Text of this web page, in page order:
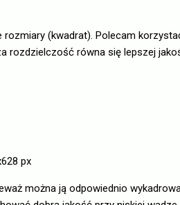
(kwadrat). Polecam
rozdzielczość równa się lepszej
px
można ją odpowiednio